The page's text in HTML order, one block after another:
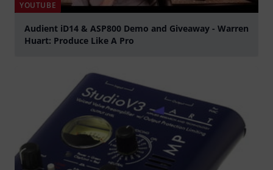
YOUTUBE
Audient iD14 & ASP800 Demo and Giveaway - Warren
Huart: Produce Like A Pro